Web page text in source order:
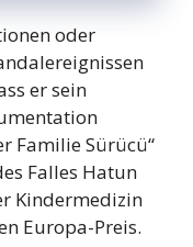
oder
er sein
Familie Sürücü“
Falles Hatun
Kindermedizin
Europa-Preis.